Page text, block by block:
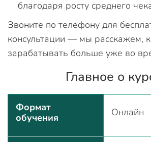
благодаря росту среднего
Звоните по телефону для
консультации — мы расскажем,
зарабатывать больше уже во
Главное о
Формат
обучения
Онлайн